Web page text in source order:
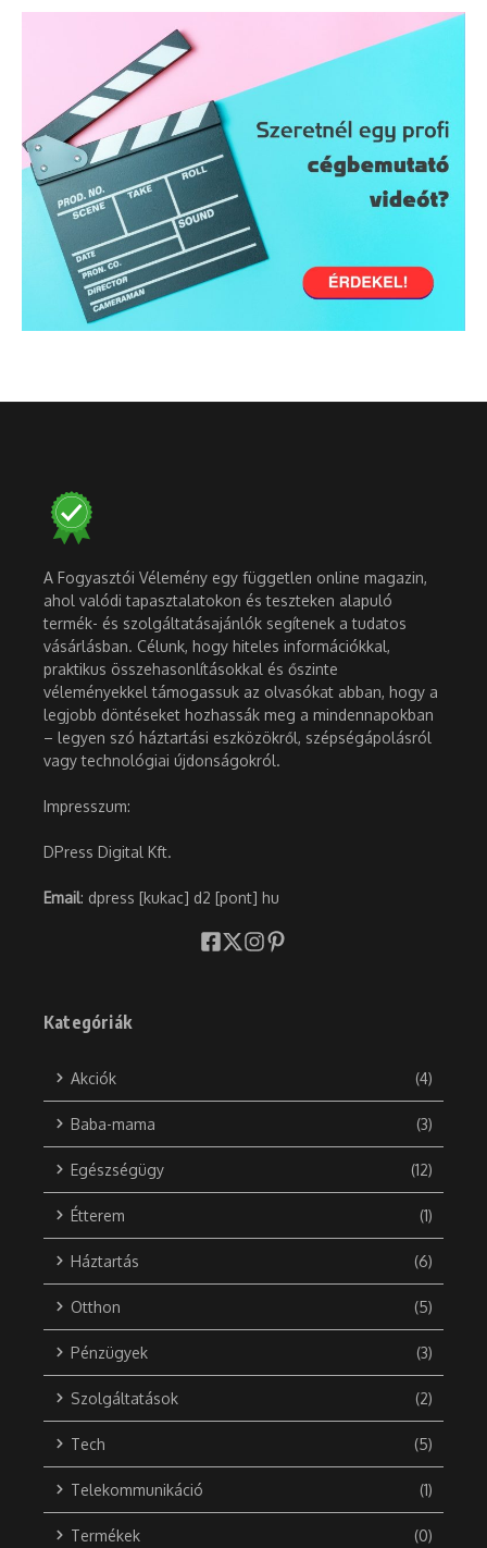
A Fogyasztói Vélemény egy független online magazin,
ahol valódi tapasztalatokon és teszteken alapuló
termék- és szolgáltatásajánlók segítenek a tudatos
vásárlásban. Célunk, hogy hiteles információkkal,
praktikus összehasonlításokkal és őszinte
véleményekkel támogassuk az olvasókat abban, hogy a
legjobb döntéseket hozhassák meg a mindennapokban
– legyen szó háztartási eszközökről, szépségápolásról
vagy technológiai újdonságokról.
Impresszum:
DPress Digital Kft.
Email: dpress [kukac] d2 [pont] hu
Kategóriák
Akciók (4)
Baba-mama (3)
Egészségügy (12)
Étterem (1)
Háztartás (6)
Otthon (5)
Pénzügyek (3)
Szolgáltatások (2)
Tech (5)
Telekommunikáció (1)
Termékek (0)